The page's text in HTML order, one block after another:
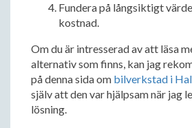
Fundera på långsiktigt
kostnad.
Om du är intresserad av att läsa
alternativ som finns, kan jag
på denna sida om bilverkstad i
själv att den var hjälpsam när jag
lösning.